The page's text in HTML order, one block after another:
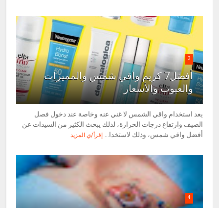
3
أفضل7 كريم واقي شمس والمميزات
والعيوب والأسعار
يعد استخدام واقي الشمس لا غني عنه وخاصة عند دخول فصل
الصيف وارتفاع درجات الحرارة، لذلك يبحث الكثير من السيدات عن
أفضل واقي شمس، وذلك لاستخدا...
إقرأ/ي المزيد
4